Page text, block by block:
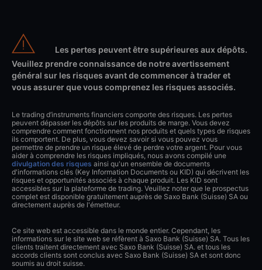
Les pertes peuvent être supérieures aux dépôts.
Veuillez prendre connaissance de notre avertissement
général sur les risques avant de commencer à trader et
vous assurer que vous comprenez les risques associés.
Le trading d’instruments financiers comporte des risques. Les pertes
peuvent dépasser les dépôts sur les produits de marge. Vous devez
comprendre comment fonctionnent nos produits et quels types de risques
ils comportent. De plus, vous devez savoir si vous pouvez vous
permettre de prendre un risque élevé de perdre votre argent. Pour vous
aider à comprendre les risques impliqués, nous avons compilé une
divulgation des risques ainsi qu'un ensemble de documents
d'informations clés (Key Information Documents ou KID) qui décrivent les
risques et opportunités associés à chaque produit. Les KID sont
accessibles sur la plateforme de trading. Veuillez noter que le prospectus
complet est disponible gratuitement auprès de Saxo Bank (Suisse) SA ou
directement auprès de l'émetteur.
Ce site web est accessible dans le monde entier. Cependant, les
informations sur le site web se réfèrent à Saxo Bank (Suisse) SA. Tous les
clients traitent directement avec Saxo Bank (Suisse) SA. et tous les
accords clients sont conclus avec Saxo Bank (Suisse) SA et sont donc
soumis au droit suisse.